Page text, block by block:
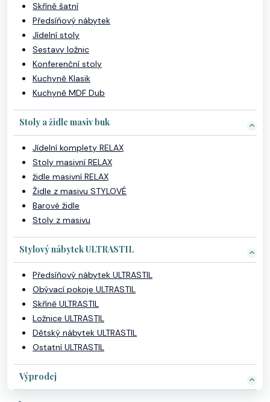
Skříně šatní
Předsíňový nábytek
Jídelní stoly
Sestavy ložnic
Konferenční stoly
Kuchyně Klasik
Kuchyně MDF Dub
Stoly a židle masiv buk
Jídelní komplety RELAX
Stoly masivní RELAX
židle masivní RELAX
Židle z masivu STYLOVÉ
Barové židle
Stoly z masivu
Stylový nábytek ULTRASTIL
Předsíňový nábytek ULTRASTIL
Obývací pokoje ULTRASTIL
Skříně ULTRASTIL
Ložnice ULTRASTIL
Dětský nábytek ULTRASTIL
Ostatní ULTRASTIL
Výprodej